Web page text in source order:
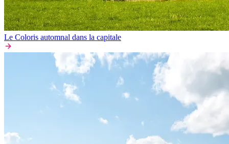
Le Coloris automnal dans la capitale